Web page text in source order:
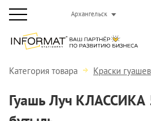
Архангельск
Категория товара Краски
Гуашь Луч КЛАССИКА